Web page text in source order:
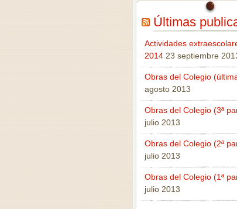
Últimas
Actividades
2014 23 septiembre
Obras del Colegio
agosto 2013
Obras del Colegio (3ª
julio 2013
Obras del Colegio (2ª
julio 2013
Obras del Colegio (1ª
julio 2013